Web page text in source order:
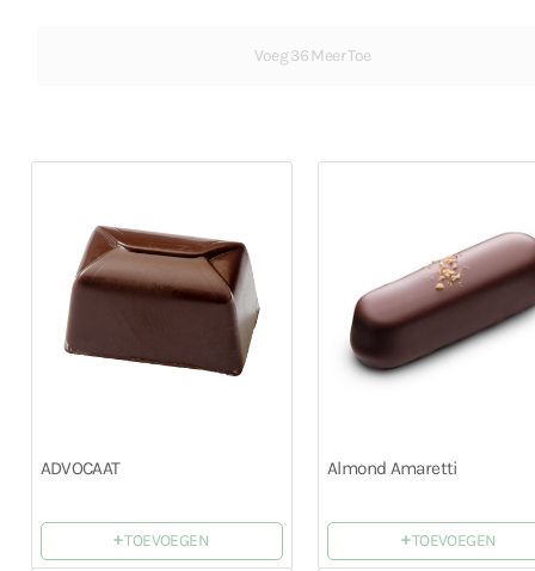
ADVOCAAT
+TOEVOEGEN
Almond Amaretti
+TOEVOEGEN
Voeg 36 Meer Toe